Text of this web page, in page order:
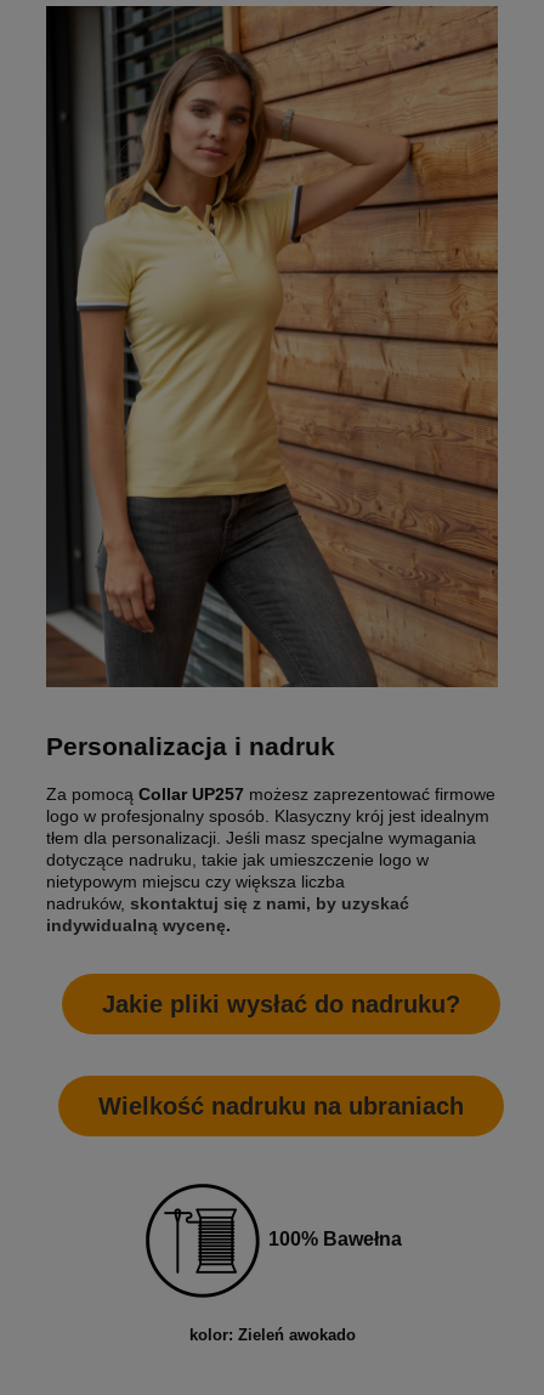
Personalizacja i nadruk
Za pomocą Collar UP257 możesz zaprezentować firmowe
logo w profesjonalny sposób. Klasyczny krój jest idealnym
tłem dla personalizacji. Jeśli masz specjalne wymagania
dotyczące nadruku, takie jak umieszczenie logo w
nietypowym miejscu czy większa liczba
nadruków, skontaktuj się z nami, by uzyskać
indywidualną wycenę.
Jakie pliki wysłać do nadruku?
Wielkość nadruku na ubraniach
100% Bawełna
kolor: Zieleń awokado